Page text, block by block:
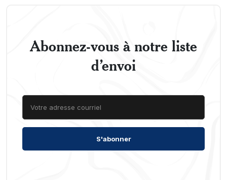
Abonnez-vous à notre liste
d’envoi